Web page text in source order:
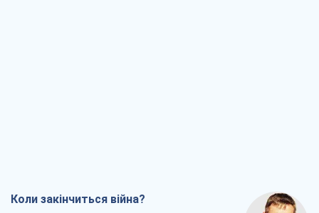
Коли закінчиться війна?